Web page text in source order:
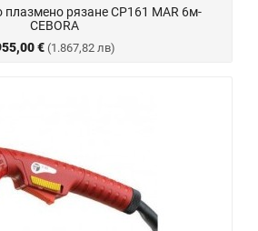
рязане CP161 MAR 6м-
CEBORA
€ (1.867,82 лв)